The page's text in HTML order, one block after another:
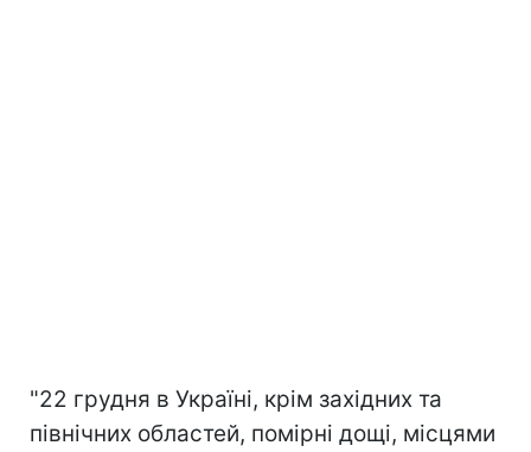
"22 грудня в Україні, крім західних та
північних областей, помірні дощі, місцями